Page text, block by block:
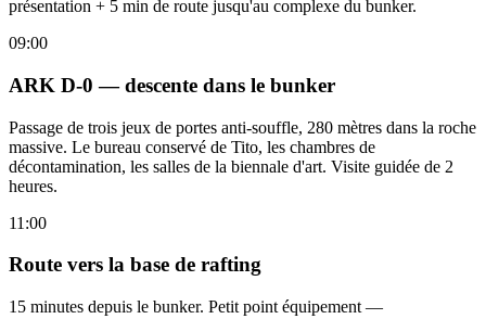
présentation + 5 min de route jusqu'au complexe du bunker.
09:00
ARK D-0 — descente dans le bunker
Passage de trois jeux de portes anti-souffle, 280 mètres dans la roche
massive. Le bureau conservé de Tito, les chambres de
décontamination, les salles de la biennale d'art. Visite guidée de 2
heures.
11:00
Route vers la base de rafting
15 minutes depuis le bunker. Petit point équipement —